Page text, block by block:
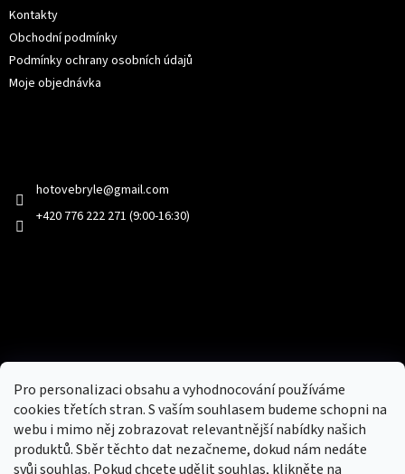
Pro personalizaci obsahu a vyhodnocování používáme
cookies třetích stran. S vaším souhlasem budeme schopni na
webu i mimo něj zobrazovat relevantnější nabídky našich
produktů. Sběr těchto dat nezačneme, dokud nám nedáte
svůj souhlas. Pokud chcete udělit souhlas, klikněte na
Kontakty
Obchodní podmínky
Podmínky ochrany osobních údajů
Moje objednávka
hotovebryle@gmail.com
+420 776 222 271 (9:00-16:30)